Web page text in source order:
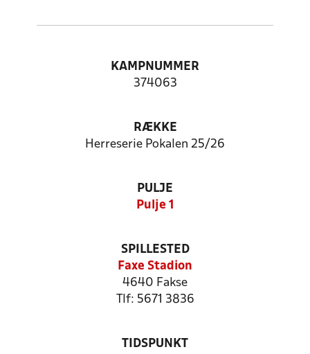
KAMPNUMMER
374063
RÆKKE
Herreserie Pokalen 25/26
PULJE
Pulje 1
SPILLESTED
Faxe Stadion
4640 Fakse
Tlf: 5671 3836
TIDSPUNKT